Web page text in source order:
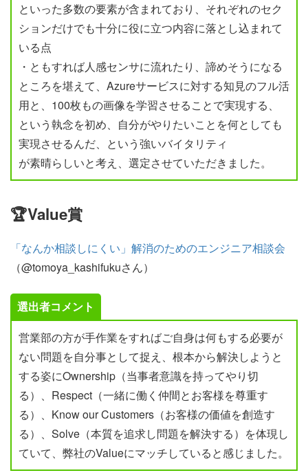
といった多数の要素が含まれており、それぞれのセク
ションだけでも十分に役に立つ内容に落とし込まれて
いる点
・ともすれば人感センサに流れたり、諦めそうになる
ところを堪えて、Azureサービスに対する知見のフル活
用と、100枚もの画像を学習させることで実現する、
という執念を初め、自分がやりたいことを何としても
実現させるんだ、という強いバイタリティ
が素晴らしいと考え、選定させていただきました。
🏆Value賞
「なんか相談しにくい」解消のためのエンジニア相談会
（@tomoya_kashifukuさん）
選出者コメント
営業部の方が手作業をすればご自身は何もする必要が
ない問題を自分事として捉え、根本から解決しようと
する姿にOwnership（当事者意識を持ってやり切
る）、Respect（一緒に働く仲間とお客様を尊重す
る）、Know our Customers（お客様の価値を創造す
る）、Solve（本質を追求し問題を解決する）を体現し
ていて、弊社のValueにマッチしていると感じました。